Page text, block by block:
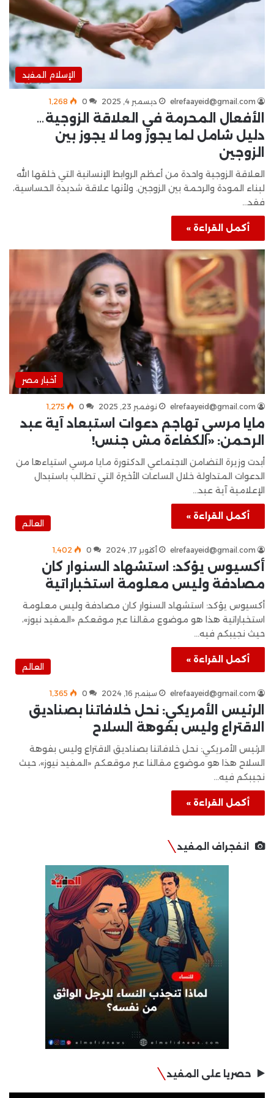
الإسلام المفيد
elrefaayeid@gmail.com ديسمبر 4, 2025 0 1٬268
الأفعال المحرمة في العلاقة الزوجية…
دليل شامل لما يجوز وما لا يجوز بين
الزوجين
العلاقة الزوجية واحدة من أعظم الروابط الإنسانية التي خلقها الله
لبناء المودة والرحمة بين الزوجين. ولأنها علاقة شديدة الحساسية،
فقد…
أكمل القراءة »
أخبار مصر
elrefaayeid@gmail.com نوفمبر 23, 2025 0 1٬275
مايا مرسي تهاجم دعوات استبعاد آية عبد
الرحمن: «الكفاءة مش جنس!
أبدت وزيرة التضامن الاجتماعي الدكتورة مايا مرسي استياءها من
الدعوات المتداولة خلال الساعات الأخيرة التي تطالب باستبدال
الإعلامية آية عبد…
أكمل القراءة »
العالم
elrefaayeid@gmail.com أكتوبر 17, 2024 0 1٬402
أكسيوس يؤكد: استشهاد السنوار كان
مصادفة وليس معلومة استخباراتية
أكسيوس يؤكد: استشهاد السنوار كان مصادفة وليس معلومة
استخباراتية هذا هو موضوع مقالنا عبر موقعكم «المفيد نيوز»،
حيث نجيبكم فيه…
أكمل القراءة »
العالم
elrefaayeid@gmail.com سبتمبر 16, 2024 0 1٬365
الرئيس الأمريكي: نحل خلافاتنا بصناديق
الاقتراع وليس بفوهة السلاح
الرئيس الأمريكي: نحل خلافاتنا بصناديق الاقتراع وليس بفوهة
السلاح هذا هو موضوع مقالنا عبر موقعكم «المفيد نيوز»، حيث
نجيبكم فيه…
أكمل القراءة »
انفجراف المفيد
حصريا على المفيد